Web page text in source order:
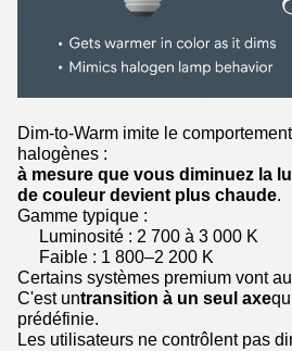
Dim-to-Warm imite le
halogènes :
à mesure que vous diminuez la
de couleur devient plus chaude.
Gamme typique :
Luminosité : 2 700 à 3 000 K
Faible : 1 800–2 200 K
Certains systèmes premium vont
C'est untransition à un seul axe
prédéfinie.
Les utilisateurs ne contrôlent pas